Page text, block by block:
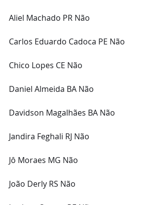
Aliel Machado PR Não
Carlos Eduardo Cadoca PE Não
Chico Lopes CE Não
Daniel Almeida BA Não
Davidson Magalhães BA Não
Jandira Feghali RJ Não
Jô Moraes MG Não
João Derly RS Não